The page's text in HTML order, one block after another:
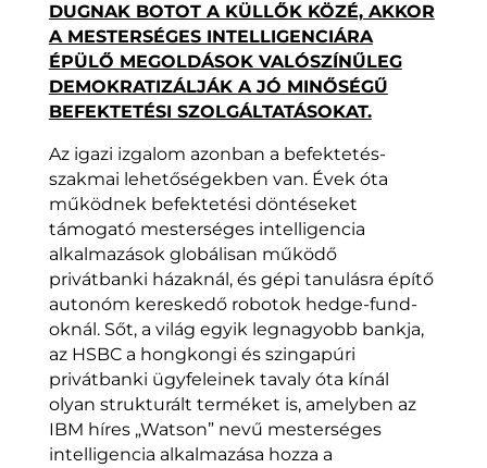
DUGNAK BOTOT A KÜLLŐK KÖZÉ, AKKOR
A MESTERSÉGES INTELLIGENCIÁRA
ÉPÜLŐ MEGOLDÁSOK VALÓSZÍNŰLEG
DEMOKRATIZÁLJÁK A JÓ MINŐSÉGŰ
BEFEKTETÉSI SZOLGÁLTATÁSOKAT.
Az igazi izgalom azonban a befektetés-
szakmai lehetőségekben van. Évek óta
működnek befektetési döntéseket
támogató mesterséges intelligencia
alkalmazások globálisan működő
privátbanki házaknál, és gépi tanulásra építő
autonóm kereskedő robotok hedge-fund-
oknál. Sőt, a világ egyik legnagyobb bankja,
az HSBC a hongkongi és szingapúri
privátbanki ügyfeleinek tavaly óta kínál
olyan strukturált terméket is, amelyben az
IBM híres „Watson” nevű mesterséges
intelligencia alkalmazása hozza a